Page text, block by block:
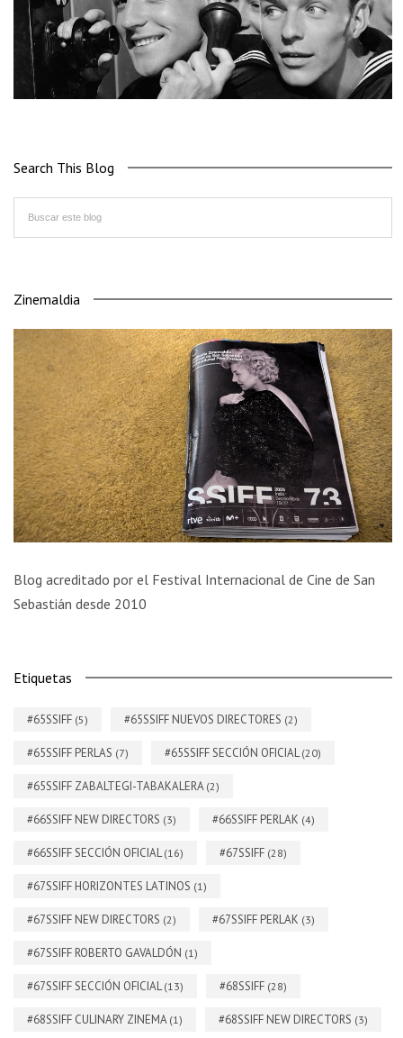
Search This Blog
Zinemaldia
Blog acreditado por el Festival Internacional de Cine de San
Sebastián desde 2010
Etiquetas
#65SSIFF (5) #65SSIFF NUEVOS DIRECTORES (2)
#65SSIFF PERLAS (7) #65SSIFF SECCIÓN OFICIAL(20)
#65SSIFF ZABALTEGI-TABAKALERA (2)
#66SSIFF NEW DIRECTORS (3) #66SSIFF PERLAK (4)
#66SSIFF SECCIÓN OFICIAL(16) #67SSIFF (28)
#67SSIFF HORIZONTES LATINOS (1)
#67SSIFF NEW DIRECTORS (2) #67SSIFF PERLAK (3)
#67SSIFF ROBERTO GAVALDÓN (1)
#67SSIFF SECCIÓN OFICIAL(13) #68SSIFF (28)
#68SSIFF CULINARY ZINEMA (1) #68SSIFF NEW DIRECTORS (3)